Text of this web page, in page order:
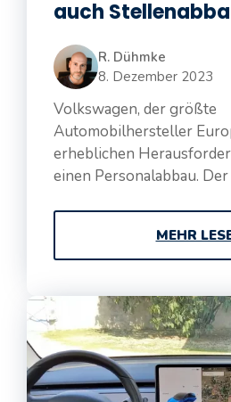
auch
R. Dühmke
8. Dezember 2023
Volkswagen, der größte
Automobilhersteller
erheblichen
einen Personalabbau.
MEHR